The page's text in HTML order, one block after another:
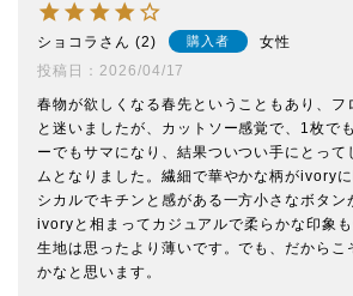
ショコラ 2 購入者
女性
投稿日
2026/04/17
春物が欲しくなる春先ということもあり、フ
と迷いましたが、カットソー感覚で、1枚で
ーでもサマになり、結果ついつい手にとって
ムとなりました。繊細で華やかな柄がivory
シカルでキチンと感がある一方小さなボタン
ivoryと相まってカジュアルで柔らかな印象も
生地は思ったより薄いです。でも、だからこ
かなと思います。